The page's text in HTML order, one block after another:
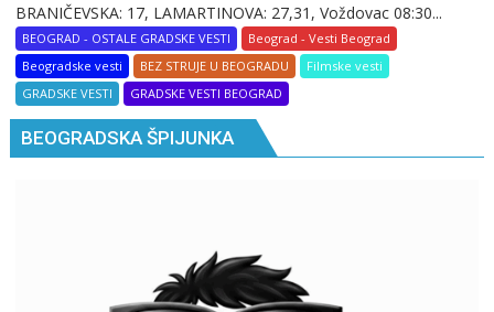
BRANIČEVSKA: 17, LAMARTINOVA: 27,31, Voždovac 08:30...
BEOGRAD - OSTALE GRADSKE VESTI
Beograd - Vesti Beograd
Beogradske vesti
BEZ STRUJE U BEOGRADU
Filmske vesti
GRADSKE VESTI
GRADSKE VESTI BEOGRAD
BEOGRADSKA ŠPIJUNKA